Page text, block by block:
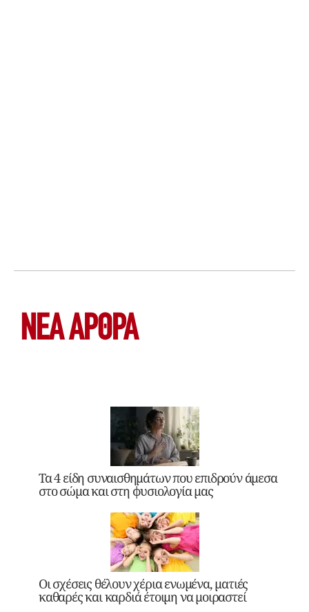
ΝΕΑ ΆΡΘΡΑ
Τα 4 είδη συναισθημάτων που επιδρούν άμεσα
στο σώμα και στη φυσιολογία μας
Οι σχέσεις θέλουν χέρια ενωμένα, ματιές
καθαρές και καρδιά έτοιμη να μοιραστεί